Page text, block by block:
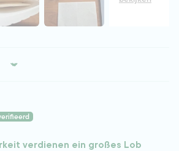
verdienen ein großes Lob